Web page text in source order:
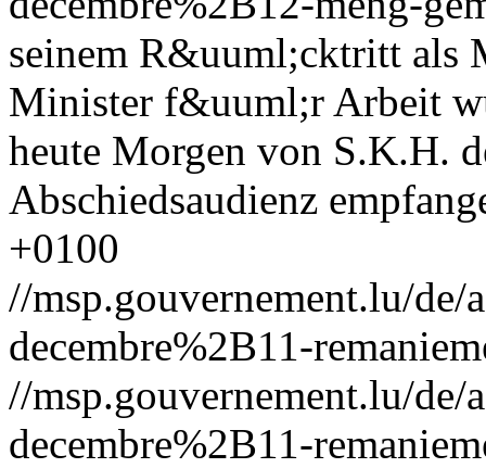
seinem R&uuml;cktritt als
Minister f&uuml;r Arbeit
heute Morgen von S.K.H.
Abschiedsaudienz
+0100
//msp.gouvernement.lu/de/
decembre%2B11-
//msp.gouvernement.lu/de/
decembre%2B11-